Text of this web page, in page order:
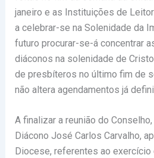
janeiro e as Instituições de
a celebrar-se na Solenidade da
futuro procurar-se-á concentrar
diáconos na solenidade de
de presbíteros no último fim de
não altera agendamentos já
A finalizar a reunião do
Diácono José Carlos Carvalho,
Diocese, referentes ao exercício